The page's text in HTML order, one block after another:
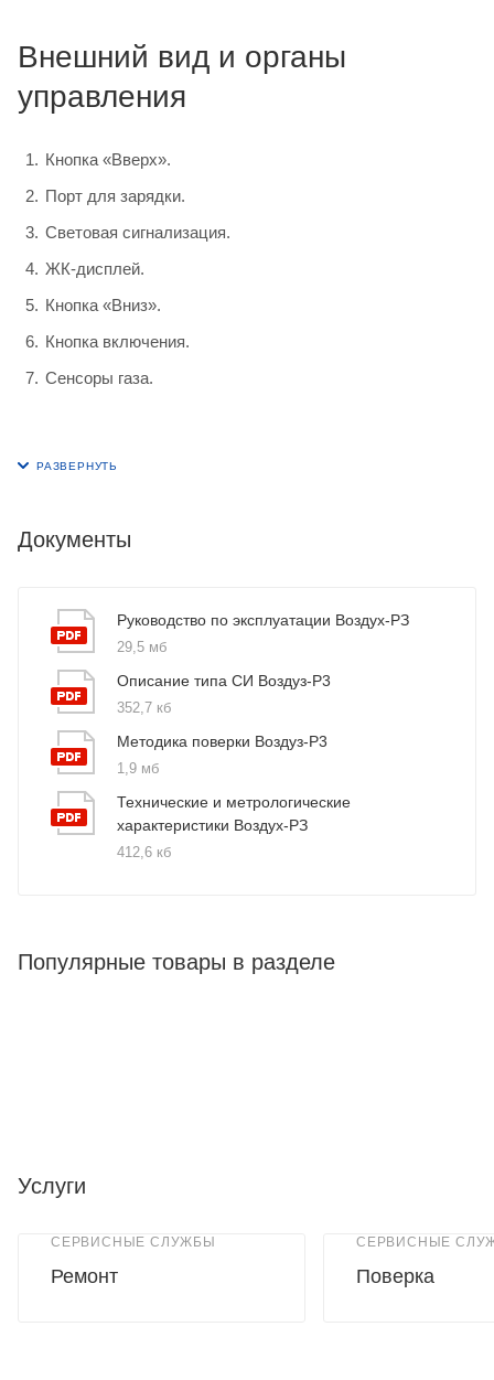
Внешний вид и органы
управления
Кнопка «Вверх».
Порт для зарядки.
Световая сигнализация.
ЖК-дисплей.
Кнопка «Вниз».
Кнопка включения.
Сенсоры газа.
Документы
Руководство по эксплуатации Воздух-РЗ
29,5 мб
Описание типа СИ Воздуз-Р3
352,7 кб
Методика поверки Воздуз-Р3
1,9 мб
Технические и метрологические
характеристики Воздух-РЗ
412,6 кб
Популярные товары в разделе
Услуги
СЕРВИСНЫЕ СЛУЖБЫ
Ремонт
СЕРВИСНЫЕ
Поверка